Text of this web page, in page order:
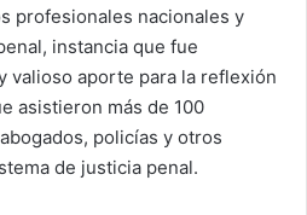
profesionales nacionales y
instancia que fue
valioso aporte para la reflexión
asistieron más de 100
policías y otros
de justicia penal.